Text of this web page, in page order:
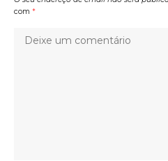
com *